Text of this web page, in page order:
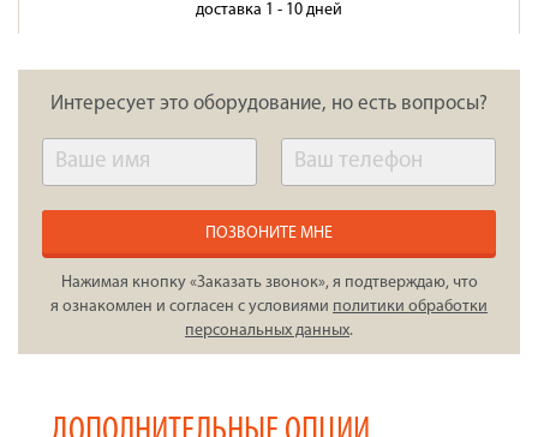
доставка 1 - 10 дней
Интересует это оборудование, но есть вопросы?
ПОЗВОНИТЕ МНЕ
Нажимая кнопку «Заказать звонок», я подтверждаю, что
я ознакомлен и согласен с условиями политики обработки
персональных данных.